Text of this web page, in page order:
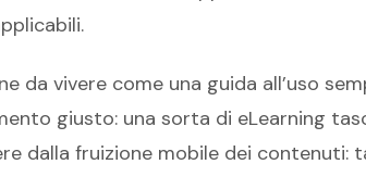
da vivere come una guida all’uso
giusto: una sorta di eLearning
dalla fruizione mobile dei